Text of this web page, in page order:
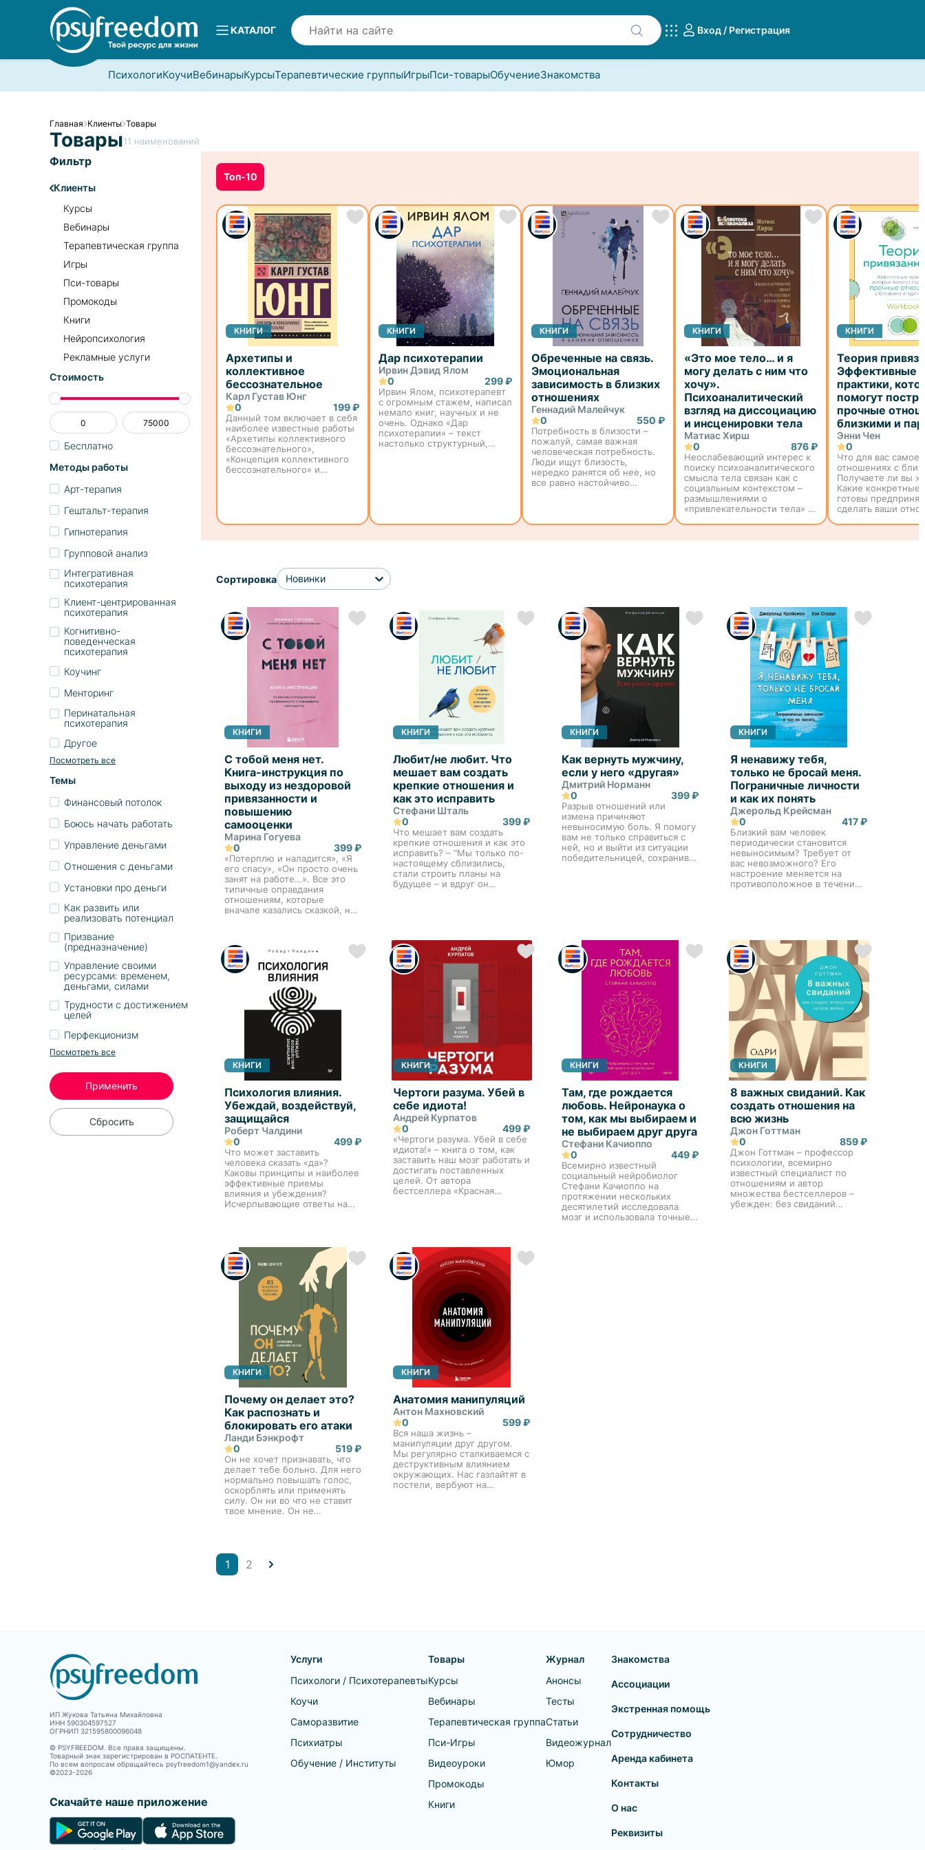
КАТАЛОГ Вход / Регистрация
ПсихологиКоучиВебинарыКурсыТерапевтические группыИгрыПси-товарыОбучениеЗнакомства
Главная Клиенты Товары
Товары11 наименований
Фильтр
Клиенты
Курсы
Вебинары
Терапевтическая группа
Игры
Пси-товары
Промокоды
Книги
Нейропсихология
Рекламные услуги
Стоимость
Бесплатно
Методы работы
Арт-терапия
Гештальт-терапия
Гипнотерапия
Групповой анализ
Интегративная
психотерапия
Клиент-центрированная
психотерапия
Когнитивно-
поведенческая
психотерапия
Коучинг
Менторинг
Перинатальная
психотерапия
Другое
Посмотреть все
Темы
Финансовый потолок
Боюсь начать работать
Управление деньгами
Отношения с деньгами
Установки про деньги
Как развить или
реализовать потенциал
Призвание
(предназначение)
Управление своими
ресурсами: временем,
деньгами, силами
Трудности с достижением
целей
Перфекционизм
Посмотреть все
Применить
Сбросить
Топ-10
КНИГИ
Архетипы и
коллективное
бессознательное
Карл Густав Юнг
0
199 ₽
Данный том включает в себя
наиболее известные работы
«Архетипы коллективного
бессознательного»,
«Концепция коллективного
бессознательного» и
аналит...
КНИГИ
Дар психотерапии
Ирвин Дэвид Ялом
0
299 ₽
Ирвин Ялом, психотерапевт
с огромным стажем, написал
немало книг, научных и не
очень. Однако «Дар
психотерапии» – текст
настолько структурный,
КНИГИ
Обреченные на связь.
Эмоциональная
зависимость в близких
отношениях
Геннадий Малейчук
0
550 ₽
Потребность в близости –
пожалуй, самая важная
человеческая потребность.
Люди ищут близость,
нередко ранятся об нее, но
все равно настойчиво
сочиняют стихи, режиссеры
КНИГИ
«Это мое тело… и я
могу делать с ним что
хочу».
Психоаналитический
взгляд на диссоциацию
и инсценировки тела
Матиас Хирш
0
876 ₽
Неослабевающий интерес к
поиску психоаналитического
смысла тела связан как с
социальным контекстом –
размышлениями о
«привлекательности тела» и
так и с различными
КНИГИ
Теория
Эффективные
практики,
помогут
прочные
близкими и
Энни Чен
0
Что для вас самое
отношениях с
Получаете ли вы
Какие конкретные
готовы
сделать ваши
основные
Сортировка Новинки
КНИГИ
С тобой меня нет.
Книга-инструкция по
выходу из нездоровой
привязанности и
повышению
самооценки
Марина Гогуева
0
399 ₽
«Потерплю и наладится», «Я
его спасу», «Он просто очень
занят на работе…». Все это
типичные оправдания
отношениям, которые
вначале казались сказкой, но
психолог с 15-л...
КНИГИ
Любит/не любит. Что
мешает вам создать
крепкие отношения и
как это исправить
Стефани Шталь
0
399 ₽
Что мешает вам создать
крепкие отношения и как это
исправить? – "Мы только по-
настоящему сблизились,
стали строить планы на
будущее – и вдруг он
КНИГИ
Как вернуть мужчину,
если у него «другая»
Дмитрий Норманн
0
399 ₽
Разрыв отношений или
измена причиняют
невыносимую боль. Я помогу
вам не только справиться с
ней, но и выйти из ситуации
победительницей, сохранив
КНИГИ
Я ненавижу тебя,
только не бросай меня.
Пограничные личности
и как их понять
Джерольд Крейсман
0
417 ₽
Близкий вам человек
периодически становится
невыносимым? Требует от
вас невозможного? Его
настроение меняется на
противоположное в течение
КНИГИ
Психология влияния.
Убеждай, воздействуй,
защищайся
Роберт Чалдини
0
499 ₽
Что может заставить
человека сказать «да»?
Каковы принципы и наиболее
эффективные приемы
влияния и убеждения?
Исчерпывающие ответы на
которое подкупает читателя
не...
КНИГИ
Чертоги разума. Убей в
себе идиота!
Андрей Курпатов
0
499 ₽
«Чертоги разума. Убей в себе
идиота!» – книга о том, как
заставить наш мозг работать и
достигать поставленных
целей. От автора
бестселлера «Красная
КНИГИ
Там, где рождается
любовь. Нейронаука о
том, как мы выбираем и
не выбираем друг друга
Стефани Качиоппо
0
449 ₽
Всемирно известный
социальный нейробиолог
Стефани Качиоппо на
протяжении нескольких
десятилетий исследовала
мозг и использовала точные
КНИГИ
8 важных свиданий. Как
создать отношения на
всю жизнь
Джон Готтман
0
859 ₽
Джон Готтман – профессор
психологии, всемирно
известный специалист по
отношениям и автор
множества бестселлеров –
убежден: без свиданий
КНИГИ
Почему он делает это?
Как распознать и
блокировать его атаки
Ланди Бэнкрофт
0
519 ₽
Он не хочет признавать, что
делает тебе больно. Для него
нормально повышать голос,
оскорблять или применять
силу. Он ни во что не ставит
твое мнение. Он не
помог...
КНИГИ
Анатомия манипуляций
Антон Махновский
0
599 ₽
Вся наша жизнь –
манипуляции друг другом.
Мы регулярно сталкиваемся с
деструктивным влиянием
окружающих. Нас газлайтят в
постели, вербуют на
1 2
ИП Жукова Татьяна Михайловна
ИНН 590304597527
ОГРНИП 321595800096048
© PSYFREEDOM. Все права защищены.
Товарный знак зарегистрирован в РОСПАТЕНТЕ.
По всем вопросам обращайтесь psyfreedom1@yandex.ru
©2023-2026
Скачайте наше приложение
Услуги
Психологи / Психотерапевты
Коучи
Саморазвитие
Психиатры
Обучение / Институты
Товары
Курсы
Вебинары
Терапевтическая группа
Пси-Игры
Видеоуроки
Промокоды
Книги
Журнал
Анонсы
Тесты
Статьи
Видеожурнал
Юмор
Знакомства
Ассоциации
Экстренная помощь
Сотрудничество
Аренда кабинета
Контакты
О нас
Реквизиты